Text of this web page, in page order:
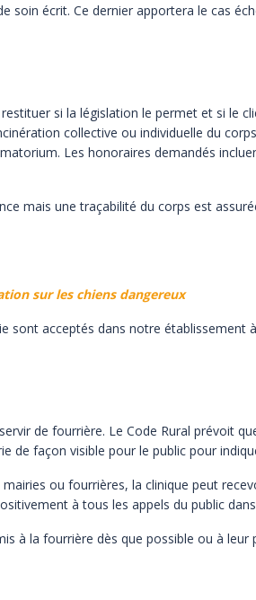
soin écrit. Ce dernier apportera le cas
si la législation le permet et si le
collective ou individuelle du
Les honoraires demandés
mais une traçabilité du corps est
sur les chiens dangereux
sont acceptés dans notre établissement
de fourrière. Le Code Rural prévoit
de façon visible pour le public pour
ou fourrières, la clinique peut
à tous les appels du public
à la fourrière dès que possible ou à leur